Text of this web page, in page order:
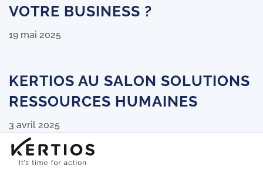
VOTRE BUSINESS ?
19 mai 2025
KERTIOS AU SALON SOLUTIONS
RESSOURCES HUMAINES
3 avril 2025